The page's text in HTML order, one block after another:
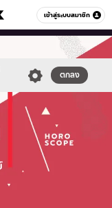
เข้าสู่ระบบสมาชิก
หมวดอื่นๆ
ตกลง